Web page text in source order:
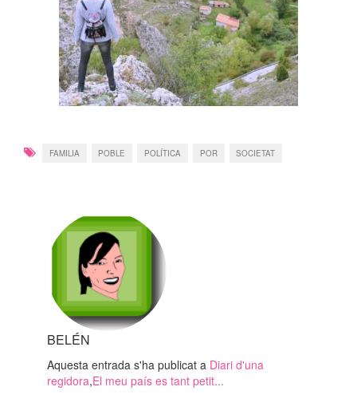
FAMILIA POBLE POLÍTICA POR SOCIETAT
BELÉN
Aquesta entrada s'ha publicat a Diari d'una
regidora,El meu país es tant petit...